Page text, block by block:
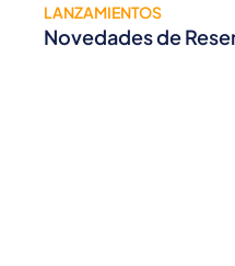
LANZAMIENTOS
Novedades de